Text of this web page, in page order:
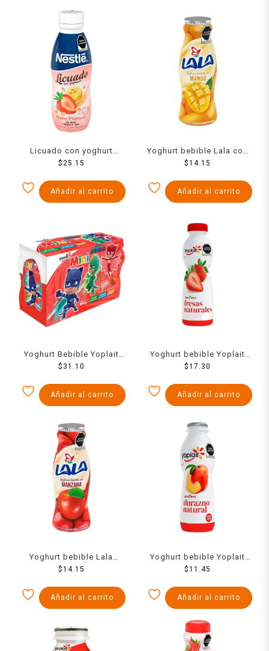
Licuado con yoghurt
Nestlé fresa plátano con
500 g
$ 25.15
Añadir al carrito
Yoghurt bebible Lala con
mango 220 g
$14.15
Añadir al carrito
Yoghurt Bebible Yoplait
Mini Fresa 6 Pack 800 Grs
$ 31.10
Añadir al carrito
Yoghurt bebible Yoplait
con fresas naturales 330 g
$17.30
Añadir al carrito
Yoghurt bebible Lala
manzana 220 g
$14.15
Añadir al carrito
Yoghurt bebible Yoplait
durazno 242 g
$11.45
Añadir al carrito